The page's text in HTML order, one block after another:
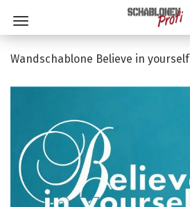
Wandschablone Believe in yourself